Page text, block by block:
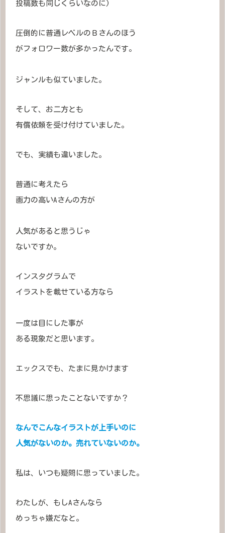
投稿数も同じくらいなのに)
圧倒的に普通レベルのＢさんのほう
がフォロワー数が多かったんです。
ジャンルも似ていました。
そして、お二方とも
有償依頼を受け付けていました。
でも、実績も違いました。
普通に考えたら
画力の高いAさんの方が
人気があると思うじゃ
ないですか。
インスタグラムで
イラストを載せている方なら
一度は目にした事が
ある現象だと思います。
エックスでも、たまに見かけます
不思議に思ったことないですか？
なんでこんなイラストが上手いのに
人気がないのか。売れていないのか。
私は、いつも疑問に思っていました。
わたしが、もしAさんなら
めっちゃ嫌だなと。